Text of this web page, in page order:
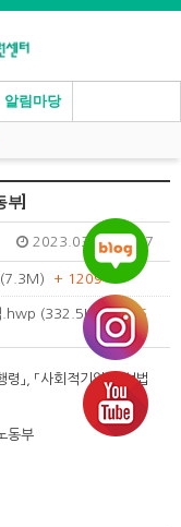
알림마당
부]
2023.03.10 14:17
(7.3M) + 1209
.hwp (332.5K)+ 116
」, 「사회적기업 육성법
동부